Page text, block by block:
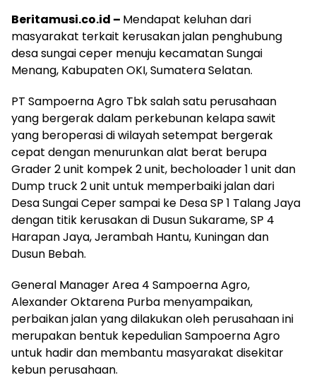
Beritamusi.co.id – Mendapat keluhan dari
masyarakat terkait kerusakan jalan penghubung
desa sungai ceper menuju kecamatan Sungai
Menang, Kabupaten OKI, Sumatera Selatan.
PT Sampoerna Agro Tbk salah satu perusahaan
yang bergerak dalam perkebunan kelapa sawit
yang beroperasi di wilayah setempat bergerak
cepat dengan menurunkan alat berat berupa
Grader 2 unit kompek 2 unit, becholoader 1 unit dan
Dump truck 2 unit untuk memperbaiki jalan dari
Desa Sungai Ceper sampai ke Desa SP 1 Talang Jaya
dengan titik kerusakan di Dusun Sukarame, SP 4
Harapan Jaya, Jerambah Hantu, Kuningan dan
Dusun Bebah.
General Manager Area 4 Sampoerna Agro,
Alexander Oktarena Purba menyampaikan,
perbaikan jalan yang dilakukan oleh perusahaan ini
merupakan bentuk kepedulian Sampoerna Agro
untuk hadir dan membantu masyarakat disekitar
kebun perusahaan.